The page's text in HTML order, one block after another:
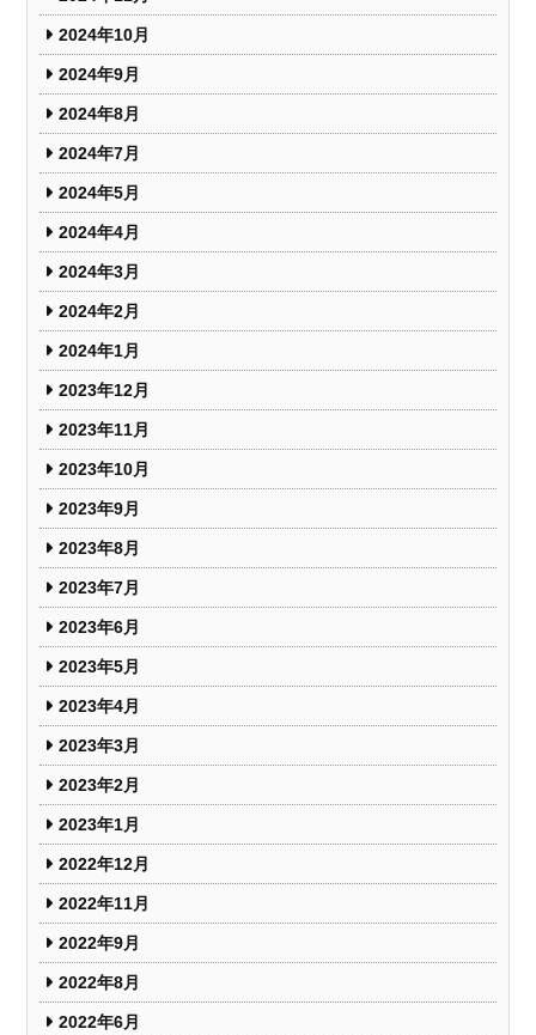
2024年10月
2024年9月
2024年8月
2024年7月
2024年5月
2024年4月
2024年3月
2024年2月
2024年1月
2023年12月
2023年11月
2023年10月
2023年9月
2023年8月
2023年7月
2023年6月
2023年5月
2023年4月
2023年3月
2023年2月
2023年1月
2022年12月
2022年11月
2022年9月
2022年8月
2022年6月